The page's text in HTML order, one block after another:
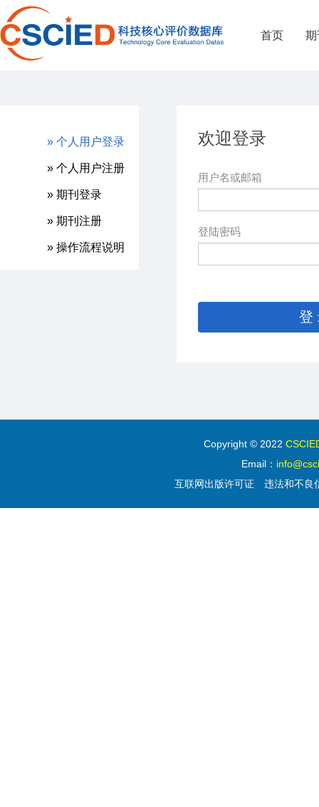
首页 期
» 个人用户登录
» 个人用户注册
» 期刊登录
» 期刊注册
» 操作流程说明
欢迎登录
用户名或邮箱
登陆密码
Copyright © 2022
Email：
互联网出版许可证
违法和不良